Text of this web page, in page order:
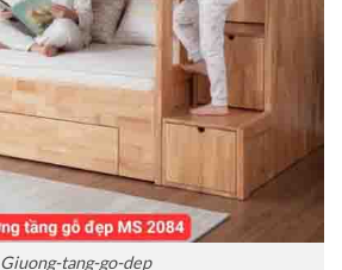
Giuong-tang-go-dep